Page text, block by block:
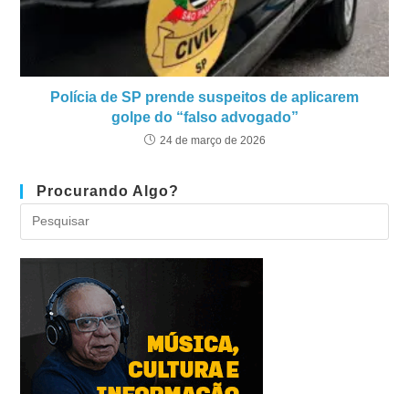
Polícia de SP prende suspeitos de aplicarem
golpe do “falso advogado”
24 de março de 2026
Procurando Algo?